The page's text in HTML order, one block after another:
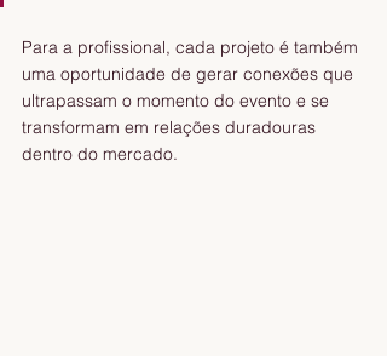
Para a profissional, cada projeto é também
uma oportunidade de gerar conexões que
ultrapassam o momento do evento e se
transformam em relações duradouras
dentro do mercado.